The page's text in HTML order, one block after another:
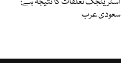
سعودی عرب